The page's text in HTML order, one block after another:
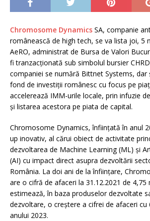
Chromosome Dynamics SA, companie
românească de high tech, se va lista joi, 5
AeRO, administrat de Bursa de Valori
fi tranzacționată sub simbolul bursier
companiei se numără Bittnet Systems, dar
fond de investiții românesc cu focus pe
accelerează IMM-urile locale, prin infuzie
și listarea acestora pe piata de capital.
Chromosome Dynamics, înființată în anul
up inovativ, al cărui obiect de activitate
dezvoltarea de Machine Learning (ML) și
(AI) cu impact direct asupra dezvoltării
România. La doi ani de la înființare,
are o cifră de afaceri la 31.12.2021 de 4,75
estimează, în baza produselor dezvoltate
dezvoltare, o creștere a cifrei de afaceri cu
anului 2023.